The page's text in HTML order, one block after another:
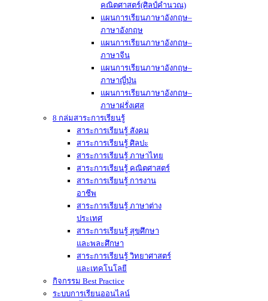
คณิตศาสตร์(ศิลป์คำนวณ)
แผนการเรียนภาษาอังกฤษ–
ภาษาอังกฤษ
แผนการเรียนภาษาอังกฤษ–
ภาษาจีน
แผนการเรียนภาษาอังกฤษ–
ภาษาญี่ปุ่น
แผนการเรียนภาษาอังกฤษ–
ภาษาฝรั่งเศส
8 กล่มสาระการเรียนรู้
สาระการเรียนรู้ สังคม
สาระการเรียนรู้ ศิลปะ
สาระการเรียนรู้ ภาษาไทย
สาระการเรียนรู้ คณิตศาสตร์
สาระการเรียนรู้ การงาน
อาชีพ
สาระการเรียนรู้ ภาษาต่าง
ประเทศ
สาระการเรียนรู้ สุขศึกษา
และพละศึกษา
สาระการเรียนรู้ วิทยาศาสตร์
และเทคโนโลยี
กิจกรรม Best Practice
ระบบการเรียนออนไลน์